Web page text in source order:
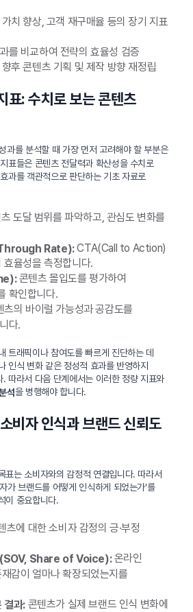
치 향상, 고객 재구매율 등의 장기 지표
를 비교하여 전략의 효율성 검증
후 콘텐츠 기획 및 제작 방향 재정립
표: 수치로 보는 콘텐츠
과를 분석할 때 가장 먼저 고려해야 할 부분은
표들은 콘텐츠 전달력과 확산성을 수치로
과를 객관적으로 판단하는 기초 자료로
도달 범위를 파악하고, 관심도 변화를
Rate):CTA(Call to Action)
율성을 측정합니다.
콘텐츠 몰입도를 평가하여
확인합니다.
의 바이럴 가능성과 공감도를
다.
트래픽이나 참여도를 빠르게 진단하는 데
인식 변화 같은 정성적 효과를 반영하지
. 따라서 다음 단계에서는 이러한 정량 지표와
석을 병행해야 합니다.
비자 인식과 브랜드 신뢰도
표는 소비자와의 감정적 연결입니다. 따라서
가 브랜드를 어떻게 인식하게 되었는가’를
이 중요합니다.
츠에 대한 소비자 감정의 긍·부정
(SOV, Share of Voice):온라인
감이 얼마나 확장되었는지를
결과:콘텐츠가 실제 브랜드 인식 변화에